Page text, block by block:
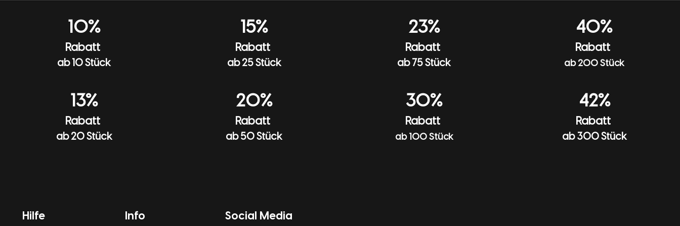
10%
Rabatt
ab 10 Stück
13%
Rabatt
ab 20 Stück
15%
Rabatt
ab 25 Stück
20%
Rabatt
ab 50 Stück
23%
Rabatt
ab 75 Stück
30%
Rabatt
ab 100 Stück
40%
Rabatt
ab 200 Stück
42%
Rabatt
ab 300 Stück
Hilfe Info Social Media